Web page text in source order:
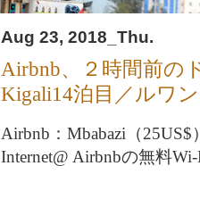
Aug 23, 2018_Thu.
Airbnb、２時間前の
Kigali14泊目／ルワ
Airbnb：Mbabazi（25US$
Internet@ Airbnbの無料